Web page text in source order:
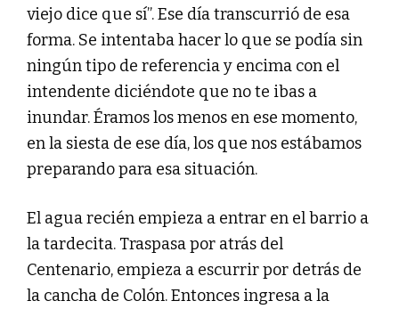
viejo dice que sí”. Ese día transcurrió de esa
forma. Se intentaba hacer lo que se podía sin
ningún tipo de referencia y encima con el
intendente diciéndote que no te ibas a
inundar. Éramos los menos en ese momento,
en la siesta de ese día, los que nos estábamos
preparando para esa situación.
El agua recién empieza a entrar en el barrio a
la tardecita. Traspasa por atrás del
Centenario, empieza a escurrir por detrás de
la cancha de Colón. Entonces ingresa a la